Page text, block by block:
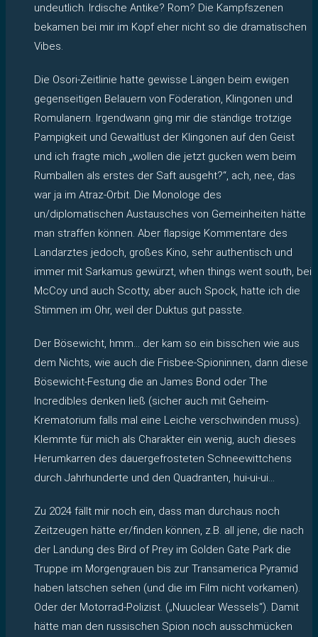
undeutlich. Irdische Antike? Rom? Die Kampfszenen
bekamen bei mir im Kopf eher nicht so die dramatischen
Vibes.
Die Osori-Zeitlinie hatte gewisse Längen beim ewigen
gegenseitigen Belauern von Föderation, Klingonen und
Romulanern. Irgendwann ging mir die ständige trotzige
Pampigkeit und Gewaltlust der Klingonen auf den Geist
und ich fragte mich „wollen die jetzt gucken wem beim
Rumballen als erstes der Saft ausgeht?“, ach, nee, das
war ja im Atraz-Orbit. Die Monologe des
un/diplomatischen Austausches von Gemeinheiten hätte
man straffen können. Aber flapsige Kommentare des
Landarztes jedoch, großes Kino, sehr authentisch und
immer mit Sarkamus gewürzt, when things went south, bei
McCoy und auch Scotty, aber auch Spock, hatte ich die
Stimmen im Ohr, weil der Duktus gut passte.
Der Bösewicht, hmm… der kam so ein bisschen wie aus
dem Nichts, wie auch die Frisbee-Spioninnen, dann diese
Bösewicht-Festung die an James Bond oder The
Incredibles denken ließ (sicher auch mit Geheim-
Krematorium falls mal eine Leiche verschwinden muss).
Klemmte für mich als Charakter ein wenig, auch dieses
Herumkarren des dauergefrosteten Schneewittchens
durch Jahrhunderte und den Quadranten, hui-ui-ui…
Zu 2024 fällt mir noch ein, dass man durchaus noch
Zeitzeugen hätte er/finden können, z.B. all jene, die nach
der Landung des Bird of Prey im Golden Gate Park die
Truppe im Morgengrauen bis zur Transamerica Pyramid
haben latschen sehen (und die im Film nicht vorkamen).
Oder der Motorrad-Polizist. („Nuuclear Wessels“). Damit
hätte man den russischen Spion noch ausschmücken